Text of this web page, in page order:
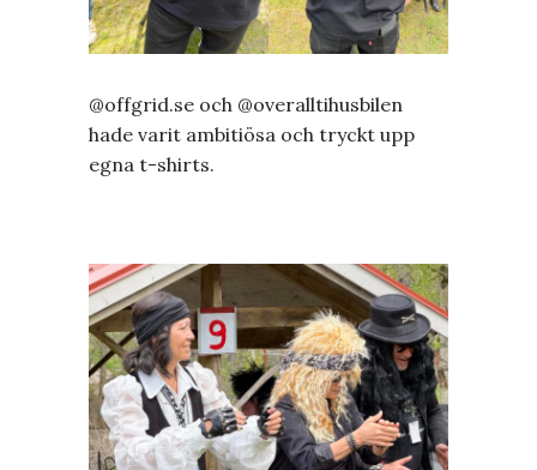
@offgrid.se och @overalltihusbilen
hade varit ambitiösa och tryckt upp
egna t-shirts.